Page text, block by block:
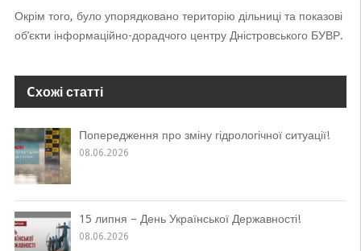
Окрім того, було упорядковано територію дільниці та показові
об’єкти інформаційно-дорадчого центру Дністровського БУВР.
Cхожі статті
Попередження про зміну гідрологічної ситуації!
08.06.2026
15 липня – День Української Державності!
08.06.2026